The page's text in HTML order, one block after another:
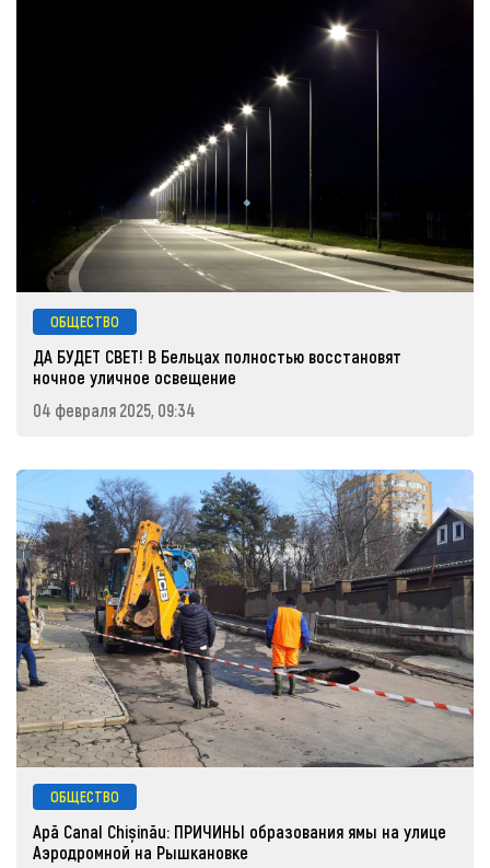
ОБЩЕСТВО
ДА БУДЕТ СВЕТ! В Бельцах полностью восстановят
ночное уличное освещение
04 февраля 2025, 09:34
ОБЩЕСТВО
Apă Canal Chișinău: ПРИЧИНЫ образования ямы на улице
Аэродромной на Рышкановке